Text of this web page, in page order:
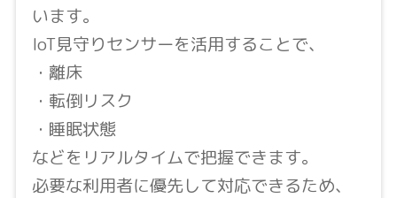
います。
IoT見守りセンサーを活用することで、
・離床
・転倒リスク
・睡眠状態
などをリアルタイムで把握できます。
必要な利用者に優先して対応できるため、